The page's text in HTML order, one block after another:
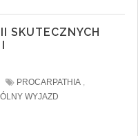
SKUTECZNYCH
PROCARPATHIA ,
WYJAZD